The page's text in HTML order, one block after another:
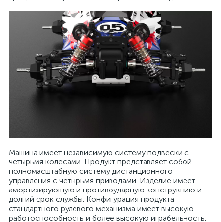
Машина имеет независимую систему подвески с
четырьмя колесами. Продукт представляет собой
полномасштабную систему дистанционного
управления с четырьмя приводами. Изделие имеет
амортизирующую и противоударную конструкцию и
долгий срок службы. Конфигурация продукта
стандартного рулевого механизма имеет высокую
работоспособность и более высокую играбельность.